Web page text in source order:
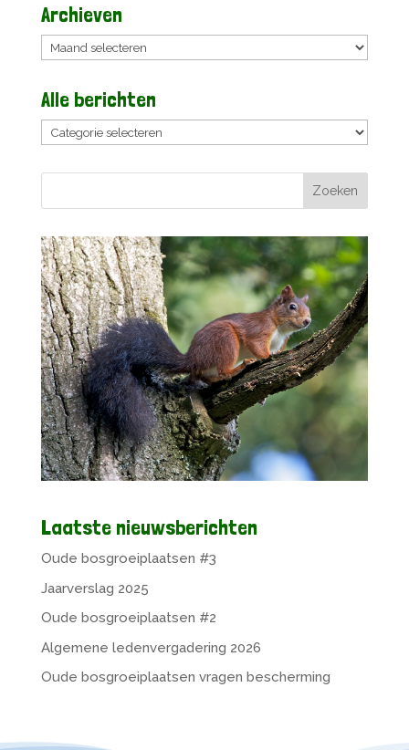
Archieven
Archieven
Alle berichten
Alle
Laatste nieuwsberichten
Oude bosgroeiplaatsen #3
Jaarverslag 2025
Oude bosgroeiplaatsen #2
Algemene ledenvergadering 2026
Oude bosgroeiplaatsen vragen bescherming